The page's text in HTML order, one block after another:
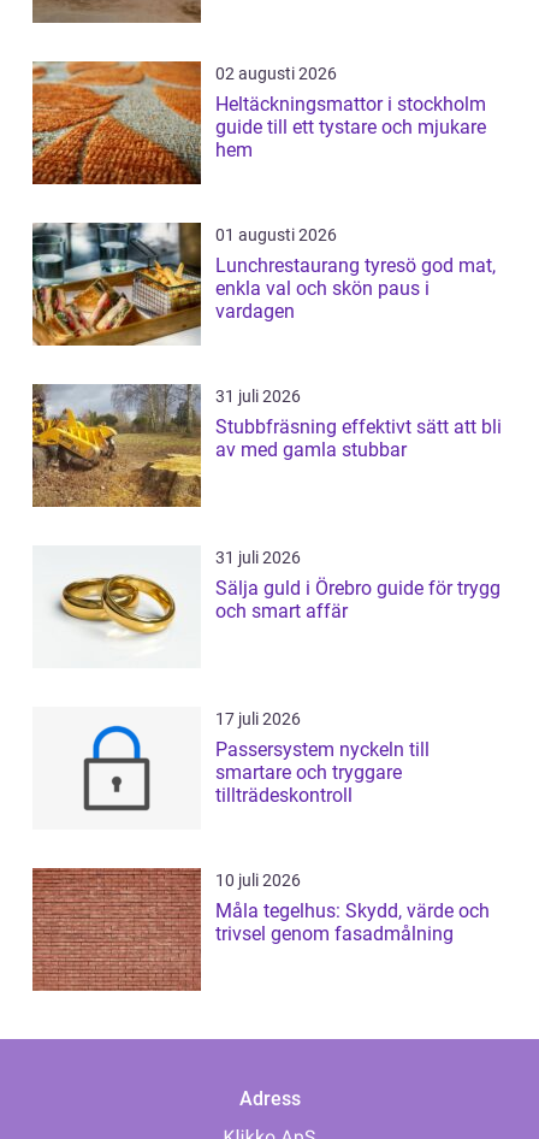
02 augusti 2026
Heltäckningsmattor i stockholm
guide till ett tystare och mjukare
hem
01 augusti 2026
Lunchrestaurang tyresö god mat,
enkla val och skön paus i
vardagen
31 juli 2026
Stubbfräsning effektivt sätt att bli
av med gamla stubbar
31 juli 2026
Sälja guld i Örebro guide för trygg
och smart affär
17 juli 2026
Passersystem nyckeln till
smartare och tryggare
tillträdeskontroll
10 juli 2026
Måla tegelhus: Skydd, värde och
trivsel genom fasadmålning
Adress